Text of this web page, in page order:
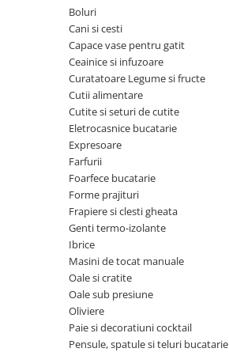
Curatatoare Legume si fructe
Cutii alimentare
Cutite si seturi de cutite
Eletrocasnice bucatarie
Expresoare
Foarfece bucatarie
Forme prajituri
Frapiere si clesti gheata
Genti termo-izolante
Masini de tocat manuale
Oale si cratite
Oale sub presiune
Detergenti Bucatarie
Detergenti Mobila
Detergenti Podele
Detergenti Universali
Dezinfectant toaleta
Dispensere
Folii si pungi alimentare
Inalbitor rufe si apret
Intretinere si cosmetica auto
Manusi unica folosinta
Maturi, mopuri si galeti
Mese de calcat
Odorizant camera
Luciu si balsam de buze
Produse dezinfectante
Produse incontinenta
Produse manichiura si pedichiura
Scutece si chilotei
Servetele si dischete demachiante
Servetele umede
Spuma si gel de ras
Spumant si Sare de baie
tratamente si ingrijire corp
Tratamente si masca de par
Boluri
Cani si cesti
Capace vase pentru gatit
Ceainice si infuzoare
Curatatoare Legume si fructe
Cutii alimentare
Cutite si seturi de cutite
Eletrocasnice bucatarie
Expresoare
Farfurii
Foarfece bucatarie
Forme prajituri
Frapiere si clesti gheata
Genti termo-izolante
Ibrice
Masini de tocat manuale
Oale si cratite
Oale sub presiune
Oliviere
Paie si decoratiuni cocktail
Pensule, spatule si teluri bucatarie